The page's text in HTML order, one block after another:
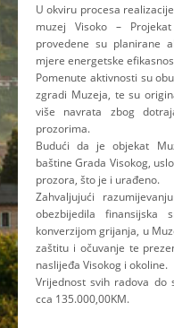
U okviru procesa
muzej Visoko –
provedene su planirane
mjere energetske
Pomenute aktivnosti su
zgradi Muzeja, te su
više navrata zbog
prozorima.
Budući da je objekat
baštine Grada Visokog,
prozora, što je i urađeno.
Zahvaljujući
obezbijedila finansijska
konverzijom grijanja, u
zaštitu i očuvanje te
naslijeđa Visokog i okoline.
Vrijednost svih radova do
cca 135.000,00KM.